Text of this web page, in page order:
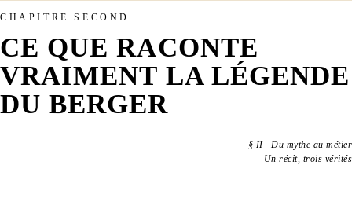
CHAPITRE SECOND
CE QUE RACONTE
VRAIMENT LA LÉGENDE
DU BERGER
§ II·Du mythe au métier
Un récit, trois vérités